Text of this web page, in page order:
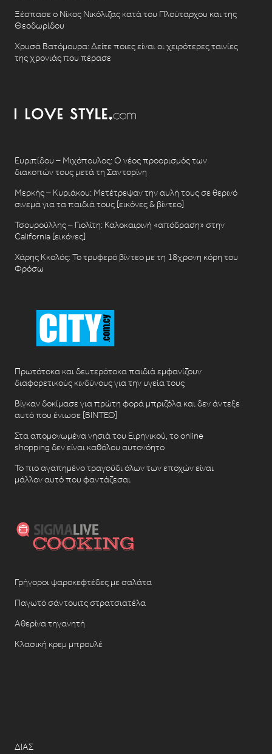
Ξέσπασε ο Νίκος Νικόλιζας κατά του Πλούταρχου και της
Θεοδωρίδου
Χρυσά Βατόμουρα: Δείτε ποιες είναι οι χειρότερες ταινίες
της χρονιάς που πέρασε
Ευριπίδου – Μιχόπουλος: Ο νέος προορισμός των
διακοπών τους μετά τη Σαντορίνη
Μερκής – Κυριάκου: Μετέτρεψαν την αυλή τους σε θερινό
σινεμά για τα παιδιά τους [εικόνες & βίντεο]
Τσουρούλλης – Γιολίτη: Καλοκαιρινή «απόδραση» στην
California [εικόνες]
Χάρης Κκολός: Το τρυφερό βίντεο με τη 18χρονη κόρη του
Φρόσω
Πρωτότοκα και δευτερότοκα παιδιά εμφανίζουν
διαφορετικούς κινδύνους για την υγεία τους
Βίγκαν δοκίμασε για πρώτη φορά μπριζόλα και δεν άντεξε
αυτό που ένιωσε [ΒΙΝΤΕΟ]
Στα απομονωμένα νησιά του Ειρηνικού, το online
shopping δεν είναι καθόλου αυτονόητο
Το πιο αγαπημένο τραγούδι όλων των εποχών είναι
μάλλον αυτό που φαντάζεσαι
Γρήγοροι ψαροκεφτέδες με σαλάτα
Παγωτό σάντουιτς στρατσιατέλα
Αθερίνα τηγανητή
Κλασική κρεμ μπρουλέ
ΔΙΑΣ